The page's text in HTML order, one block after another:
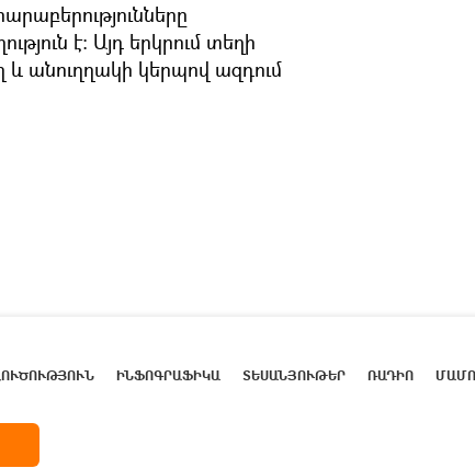
է։ Այդ երկրում տեղի
և անուղղակի կերպով ազդում
ԻՆՖՈԳՐԱՖԻԿԱ ՏԵՍԱՆՅՈՒԹԵՐ ՌԱԴԻՈ